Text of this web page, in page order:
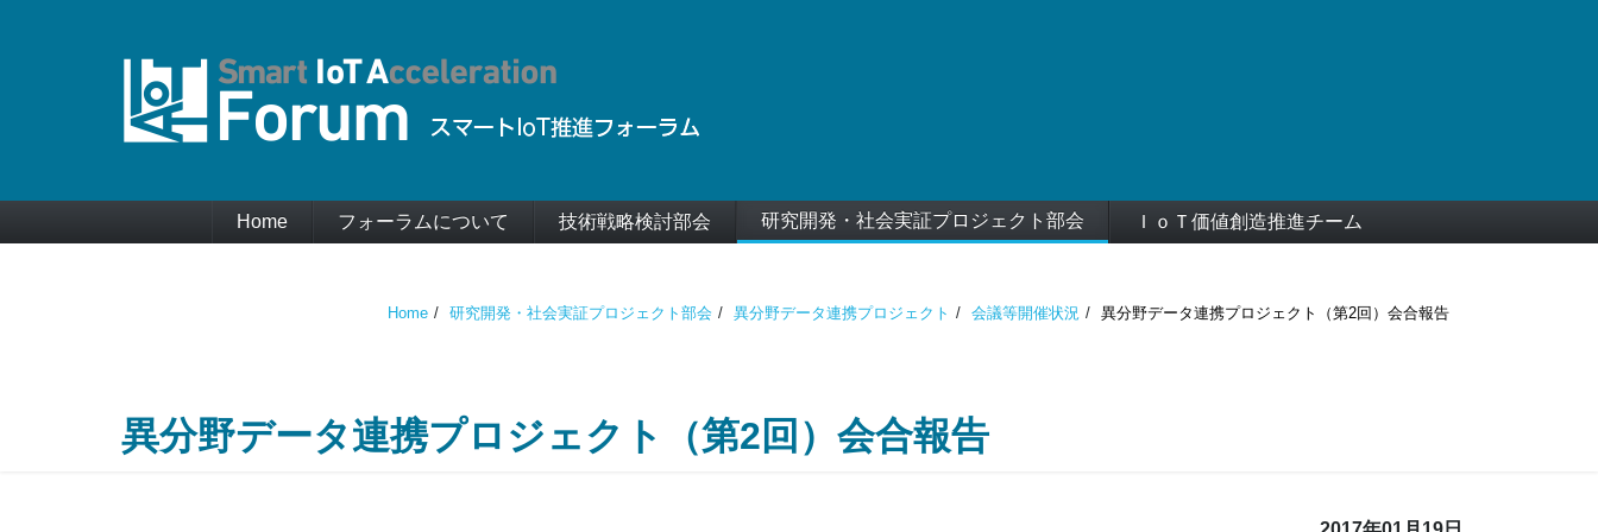
Home フォーラムについて 技術戦略検討部会 研究開発・社会実証プロジェクト部会 ＩｏＴ価値創造推進チーム
Home 研究開発・社会実証プロジェクト部会 異分野データ連携プロジェクト 会議等開催状況 異分野データ連携プロジェクト（第2回）会合報告
異分野データ連携プロジェクト（第2回）会合報告